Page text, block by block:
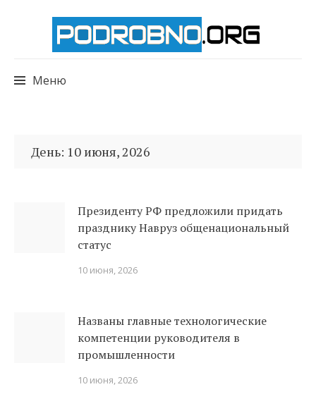
Меню
к
День: 10 июня, 2026
Президенту РФ предложили придать
празднику Навруз общенациональный
статус
10 июня, 2026
Названы главные технологические
компетенции руководителя в
промышленности
10 июня, 2026